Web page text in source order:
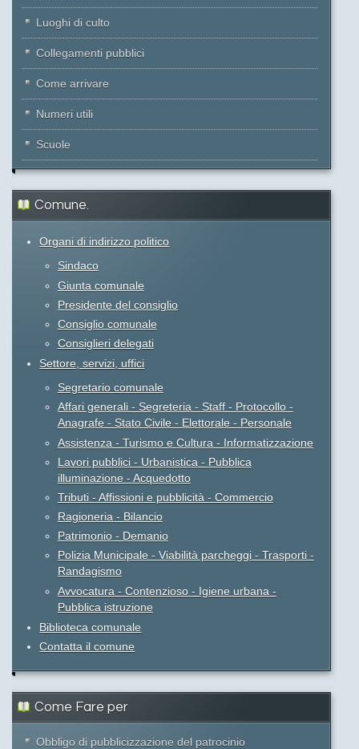
Luoghi di culto
Collegamenti pubblici
Come arrivare
Numeri utili
Scuole
Comune.
Organi di indirizzo politico
Sindaco
Giunta comunale
Presidente del consiglio
Consiglio comunale
Consiglieri delegati
Settore, servizi, uffici
Segretario comunale
Affari generali - Segreteria - Staff - Protocollo -
Anagrafe - Stato Civile - Elettorale - Personale
Assistenza - Turismo e Cultura - Informatizzazione
Lavori pubblici - Urbanistica - Pubblica
illuminazione - Acquedotto
Tributi - Affissioni e pubblicità - Commercio
Ragioneria - Bilancio
Patrimonio - Demanio
Polizia Municipale - Viabilità parcheggi - Trasporti -
Randagismo
Avvocatura - Contenzioso - Igiene urbana -
Pubblica istruzione
Biblioteca comunale
Contatta il comune
Come Fare per
Obbligo di pubblicizzazione del patrocinio